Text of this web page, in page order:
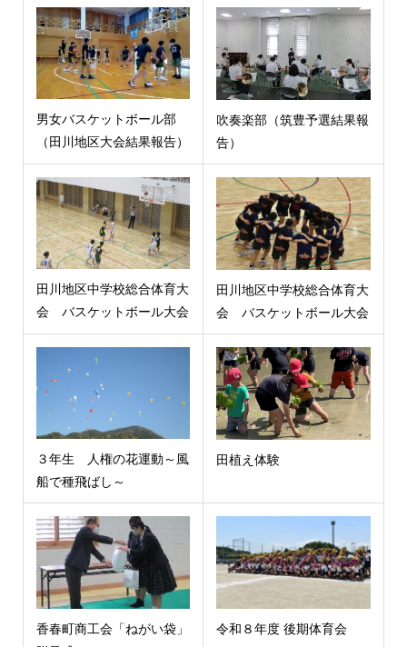
男女バスケットボール部
（田川地区大会結果報告）
吹奏楽部（筑豊予選結果報
告）
田川地区中学校総合体育大
会 バスケットボール大会
田川地区中学校総合体育大
会 バスケットボール大会
３年生 人権の花運動～風
船で種飛ばし～
田植え体験
香春町商工会「ねがい袋」
令和８年度 後期体育会